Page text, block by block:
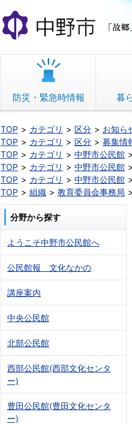
文
へ
動
防災・緊急時情報 暮
TOP カテゴリ 区分
お知ら
TOP
カテゴリ 区分
募集情
TOP
カテゴリ 中野市公民館
TOP
カテゴリ 中野市公民館
TOP
カテゴリ 中野市公民館
TOP
組織 教育委員会事務局
分野から探す
ようこそ中野市公民館へ
公民館報 文化なかの
講座案内
中央公民館
北部公民館
西部公民館(西部文化センタ
ー)
豊田公民館(豊田文化センタ
ー)